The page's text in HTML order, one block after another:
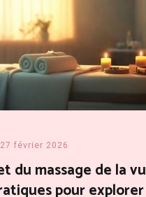
27 février 2026
du massage de la
pour